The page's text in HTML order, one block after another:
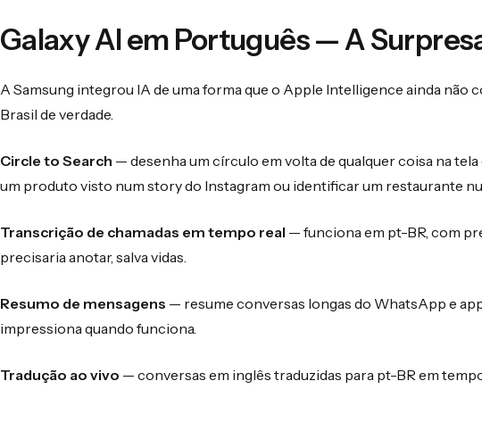
Galaxy AI em Português — A
A Samsung integrou IA de uma forma que o Apple Intelligence ainda não
Brasil de verdade.
Circle to Search — desenha um círculo em volta de qualquer coisa na
um produto visto num story do Instagram ou identificar um restaurante
Transcrição de chamadas em tempo real — funciona em pt-BR, com
precisaria anotar, salva vidas.
Resumo de mensagens — resume conversas longas do WhatsApp e
impressiona quando funciona.
Tradução ao vivo — conversas em inglês traduzidas para pt-BR em